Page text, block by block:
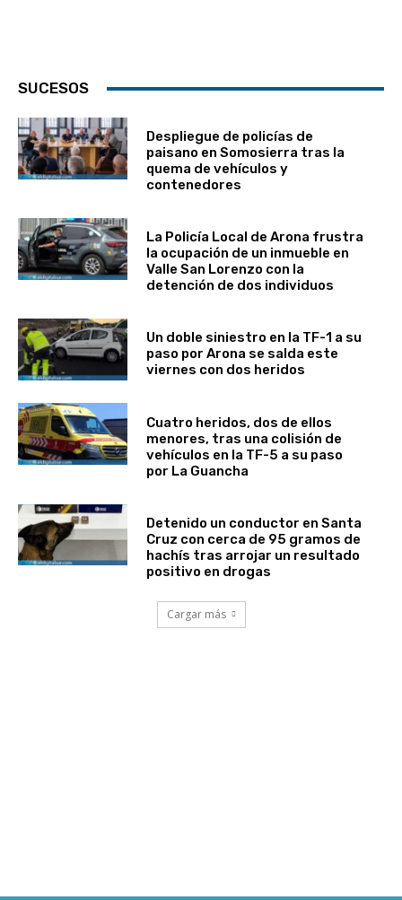
SUCESOS
Despliegue de policías de
paisano en Somosierra tras la
quema de vehículos y
contenedores
La Policía Local de Arona frustra
la ocupación de un inmueble en
Valle San Lorenzo con la
detención de dos individuos
Un doble siniestro en la TF-1 a su
paso por Arona se salda este
viernes con dos heridos
Cuatro heridos, dos de ellos
menores, tras una colisión de
vehículos en la TF-5 a su paso
por La Guancha
Detenido un conductor en Santa
Cruz con cerca de 95 gramos de
hachís tras arrojar un resultado
positivo en drogas
Cargar más